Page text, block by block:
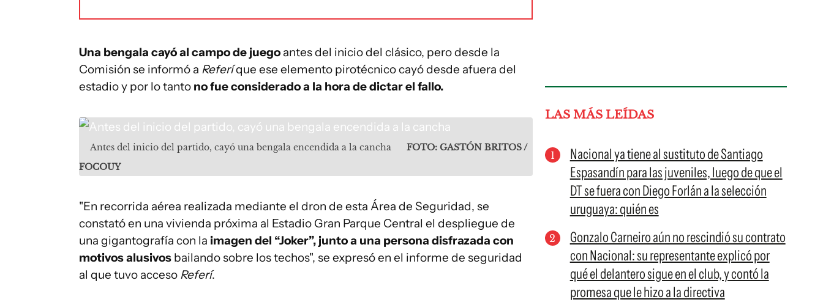
Una bengala cayó al campo de juego antes del inicio del clásico, pero desde la
Comisión se informó a Referíque ese elemento pirotécnico cayó desde afuera del
estadio y por lo tanto no fue considerado a la hora de dictar el fallo.
Antes del inicio del partido, cayó una bengala encendida a la cancha
FOTO: GASTÓN BRITOS /
FOCOUY
"En recorrida aérea realizada mediante el dron de esta Área de Seguridad, se
constató en una vivienda próxima al Estadio Gran Parque Central el despliegue de
una gigantografía con la imagen del “Joker”, junto a una persona disfrazada con
motivos alusivos bailando sobre los techos", se expresó en el informe de seguridad
al que tuvo acceso Referí.
LAS MÁS LEÍDAS
Nacional ya tiene al sustituto de Santiago
Espasandín para las juveniles, luego de que el
DT se fuera con Diego Forlán a la selección
uruguaya: quién es
Gonzalo Carneiro aún no rescindió su contrato
con Nacional: su representante explicó por
qué el delantero sigue en el club, y contó la
promesa que le hizo a la directiva